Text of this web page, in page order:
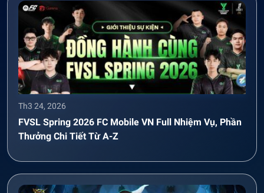
Th3 24, 2026
FVSL Spring 2026 FC Mobile VN Full Nhiệm Vụ, Phần
Thưởng Chi Tiết Từ A-Z